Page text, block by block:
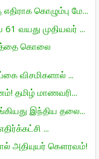
கொழும்பு மே...
வயது முதியவர் ...
கொலை
விசமிகளால் ...
தமிழ் மாணவரி...
இந்திய தலை...
...
அதியுயர் கௌரவம்!